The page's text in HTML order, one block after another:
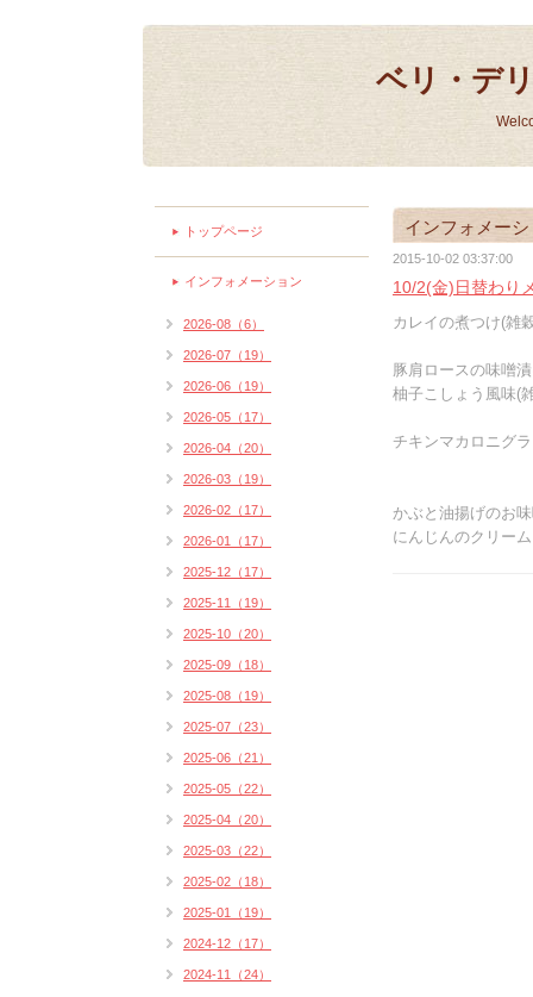
ベリ・デ
インフォメー
2015-10-02 03:37:00
10/2(金)日替わり
カレイの煮つけ(雑
豚肩ロースの味噌
柚子こしょう風味(
チキンマカロニグ
かぶと油揚げのお
にんじんのクリー
トップページ
インフォメーション
2026-08（6）
2026-07（19）
2026-06（19）
2026-05（17）
2026-04（20）
2026-03（19）
2026-02（17）
2026-01（17）
2025-12（17）
2025-11（19）
2025-10（20）
2025-09（18）
2025-08（19）
2025-07（23）
2025-06（21）
2025-05（22）
2025-04（20）
2025-03（22）
2025-02（18）
2025-01（19）
2024-12（17）
2024-11（24）